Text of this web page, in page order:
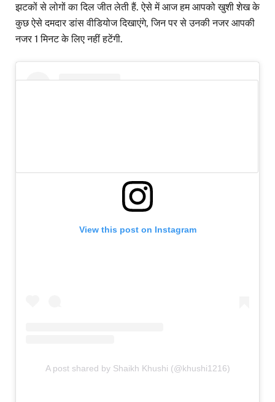
झटकों से लोगों का दिल जीत लेती हैं. ऐसे में आज हम आपको खुशी शेख के
कुछ ऐसे दमदार डांस वीडियोज दिखाएंगे, जिन पर से उनकी नजर आपकी
नजर 1 मिनट के लिए नहीं हटेंगी.
View this post on Instagram
A post shared by Shaikh Khushi (@khushi1216)